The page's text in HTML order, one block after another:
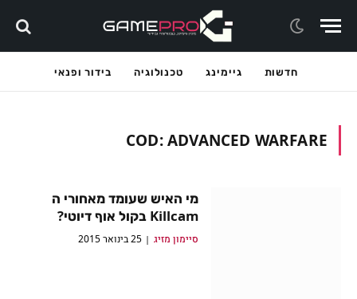
חדשות גיימינג טכנולוגיה בידור ופנאי
COD: ADVANCED WARFARE
מי האיש שעומד מאחורי ה
Killcam בקול אוף דיוטי?
סיימון מזיג 25 בינואר 2015